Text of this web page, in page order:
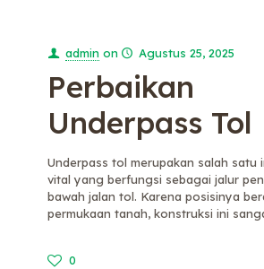
admin on Agustus 25, 2025
Perbaikan
Underpass Tol
Underpass tol merupakan salah satu
vital yang berfungsi sebagai jalur
bawah jalan tol. Karena posisinya
permukaan tanah, konstruksi ini
0